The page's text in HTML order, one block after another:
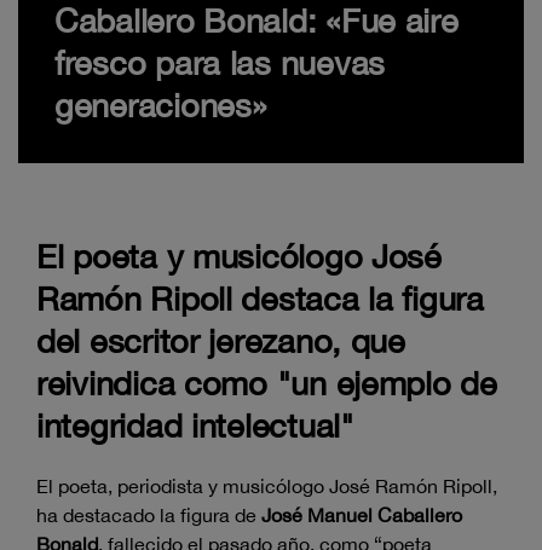
Caballero Bonald: «Fue aire
fresco para las nuevas
generaciones»
El poeta y musicólogo José
Ramón Ripoll destaca la figura
del escritor jerezano, que
reivindica como "un ejemplo de
integridad intelectual"
El poeta, periodista y musicólogo José Ramón Ripoll,
ha destacado la figura de José Manuel Caballero
Bonald, fallecido el pasado año, como “poeta